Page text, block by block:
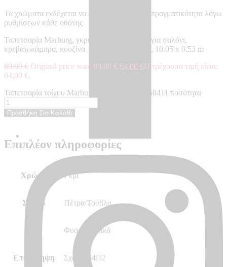
Τα χρώματα ενδέχεται να διαφέρουν από την πραγματικότητα λόγω
ρυθμίσεων κάθε οθόνης
Ταπετσαρία Marburg, γκρι, πέτρα, μοντέρνα, για σαλόνι,
κρεβατοκάμαρα, κουζίνα – Made in Germany, 10.05 x 0.53 m
80,00€ Original price was: 80,00 €.64,00 €Η τρέχουσα τιμή είναι:
64,00 €.
Ταπετσαρία τοίχου Marburg Selections - MB58411 ποσότητα
Προσθήκη Στο Καλάθι
Επιπλέον πληροφορίες
Χρώμα Γκρι
Σχέδιο Πέτρα/Τούβλο
Φυσικά Υλικά
Επανάληψη Σχέδιο 64/32